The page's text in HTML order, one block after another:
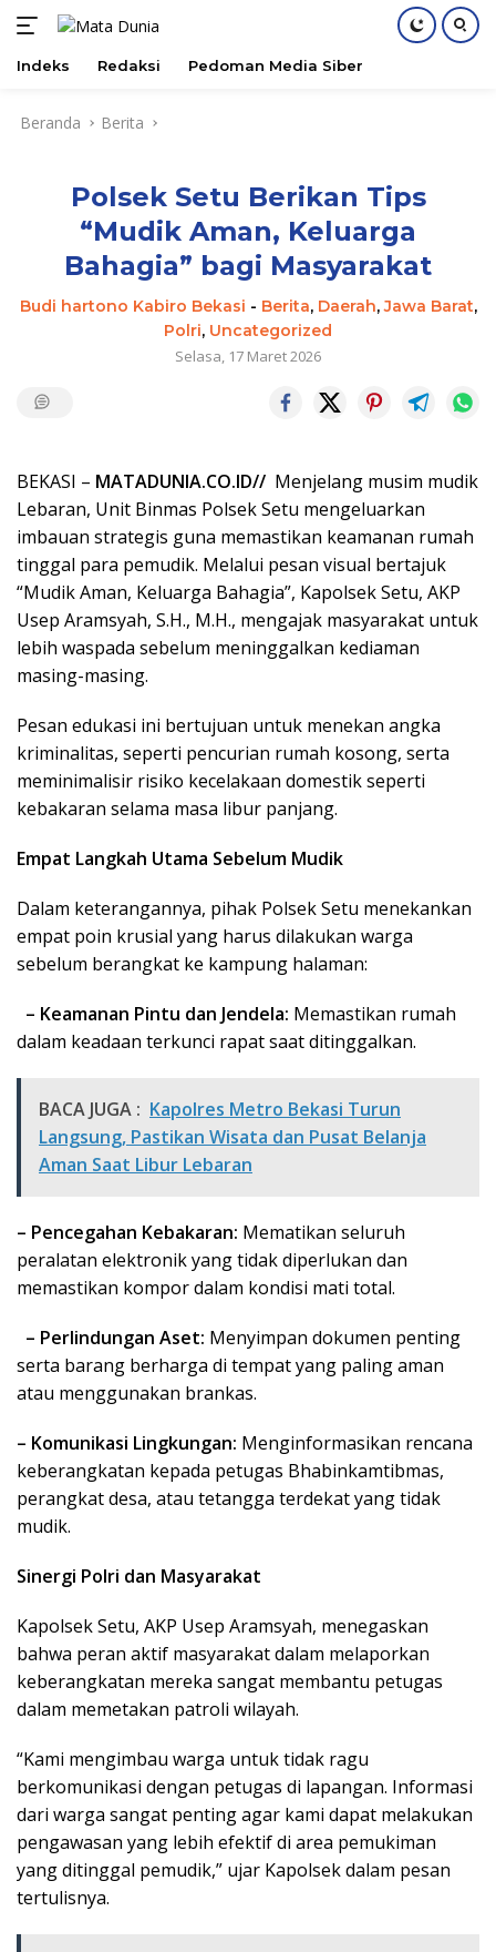
Indeks Redaksi Pedoman Media Siber
Beranda Berita
Polsek Setu Berikan Tips
“Mudik Aman, Keluarga
Bahagia” bagi Masyarakat
Budi hartono Kabiro Bekasi - Berita, Daerah,Jawa Barat,
Polri, Uncategorized
Selasa, 17 Maret 2026
BEKASI – MATADUNIA.CO.ID// Menjelang musim mudik
Lebaran, Unit Binmas Polsek Setu mengeluarkan
imbauan strategis guna memastikan keamanan rumah
tinggal para pemudik. Melalui pesan visual bertajuk
“Mudik Aman, Keluarga Bahagia”, Kapolsek Setu, AKP
Usep Aramsyah, S.H., M.H., mengajak masyarakat untuk
lebih waspada sebelum meninggalkan kediaman
masing-masing.
Pesan edukasi ini bertujuan untuk menekan angka
kriminalitas, seperti pencurian rumah kosong, serta
meminimalisir risiko kecelakaan domestik seperti
kebakaran selama masa libur panjang.
Empat Langkah Utama Sebelum Mudik
Dalam keterangannya, pihak Polsek Setu menekankan
empat poin krusial yang harus dilakukan warga
sebelum berangkat ke kampung halaman:
– Keamanan Pintu dan Jendela: Memastikan rumah
dalam keadaan terkunci rapat saat ditinggalkan.
BACA JUGA : Kapolres Metro Bekasi Turun
Langsung, Pastikan Wisata dan Pusat Belanja
Aman Saat Libur Lebaran
– Pencegahan Kebakaran: Mematikan seluruh
peralatan elektronik yang tidak diperlukan dan
memastikan kompor dalam kondisi mati total.
– Perlindungan Aset: Menyimpan dokumen penting
serta barang berharga di tempat yang paling aman
atau menggunakan brankas.
– Komunikasi Lingkungan: Menginformasikan rencana
keberangkatan kepada petugas Bhabinkamtibmas,
perangkat desa, atau tetangga terdekat yang tidak
mudik.
Sinergi Polri dan Masyarakat
Kapolsek Setu, AKP Usep Aramsyah, menegaskan
bahwa peran aktif masyarakat dalam melaporkan
keberangkatan mereka sangat membantu petugas
dalam memetakan patroli wilayah.
“Kami mengimbau warga untuk tidak ragu
berkomunikasi dengan petugas di lapangan. Informasi
dari warga sangat penting agar kami dapat melakukan
pengawasan yang lebih efektif di area pemukiman
yang ditinggal pemudik,” ujar Kapolsek dalam pesan
tertulisnya.